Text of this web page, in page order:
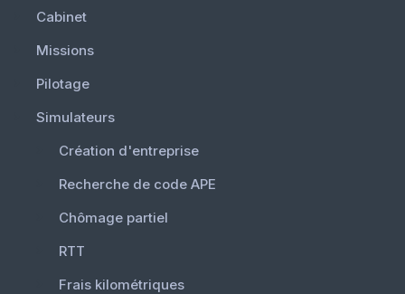
Cabinet
Missions
Pilotage
Simulateurs
Création d'entreprise
Recherche de code APE
Chômage partiel
RTT
Frais kilométriques